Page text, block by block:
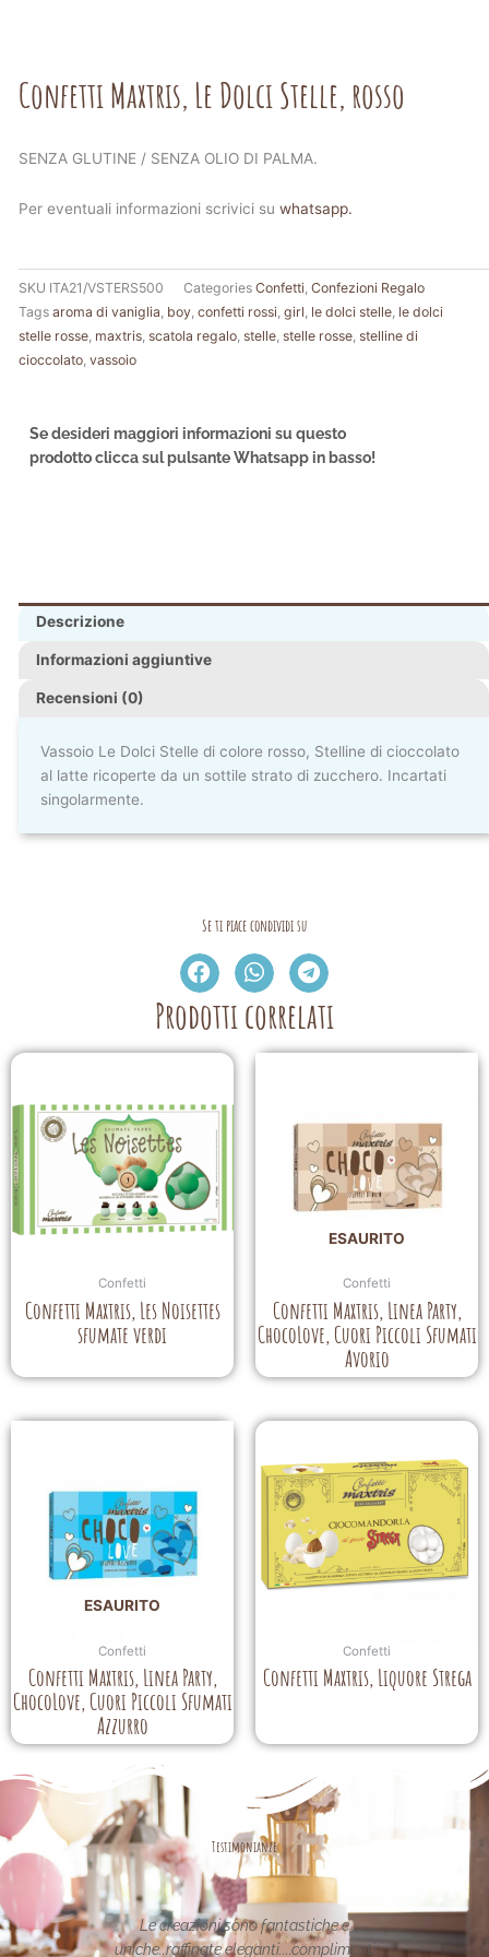
Confetti Maxtris, Le Dolci Stelle, rosso
SENZA GLUTINE / SENZA OLIO DI PALMA.
Per eventuali informazioni scrivici su whatsapp.
SKU ITA21/VSTERS500 Categories Confetti Confezioni Regalo
Tags aroma di vaniglia boy confetti rossi girl le dolci stelle le dolci
stelle rosse maxtris scatola regalo stelle stelle rosse stelline di
cioccolato vassoio
Se desideri maggiori informazioni su questo
prodotto clicca sul pulsante Whatsapp in basso!
Descrizione
Informazioni aggiuntive
Recensioni (0)
Vassoio Le Dolci Stelle di colore rosso, Stelline di cioccolato
al latte ricoperte da un sottile strato di zucchero. Incartati
singolarmente.
Se ti piace condividi su
Prodotti correlati
Confetti
Confetti Maxtris, Les Noisettes
sfumate verdi
ESAURITO
Confetti
Confetti Maxtris, Linea Party,
ChocoLove, Cuori Piccoli Sfumati
Avorio
ESAURITO
Confetti
Confetti Maxtris, Linea Party,
ChocoLove, Cuori Piccoli Sfumati
Azzurro
Confetti
Confetti Maxtris, Liquore Strega
Testimonianze
nel
in
Le creazioni sono fantastiche e
uniche..raffinate eleganti....complimenti